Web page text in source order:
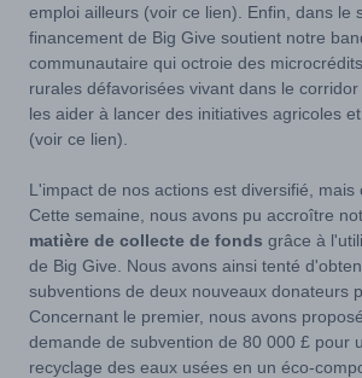
emploi ailleurs (voir ce lien). Enfin, dans le
financement de Big Give soutient notre
communautaire qui octroie des
rurales défavorisées vivant dans le
les aider à lancer des initiatives agricoles
(voir ce lien).
L'impact de nos actions est diversifié, mais
Cette semaine, nous avons pu accroître
matière de collecte de fonds grâce à
de Big Give. Nous avons ainsi tenté
subventions de deux nouveaux donateurs
Concernant le premier, nous avons
demande de subvention de 80 000 £ pour
recyclage des eaux usées en un éco-